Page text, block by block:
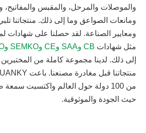
والموصلات والمرحل، والمقبس والمفاتيح،
ومانعات الصواعق وما إلى ذلك. منتجاتنا
ومعايير الصناعة. لقد حصلنا على شهادات
مثل شهادات CB وSAA وCE وSEMKO وSEMKO وUL
إلى ذلك. لدينا مجموعة كاملة من
من 100 دولة حول العالم واكتسبت
حيث الجودة والموثوقية.